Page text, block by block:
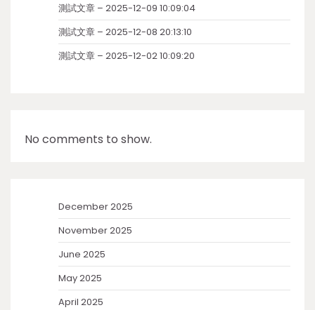
測試文章 – 2025-12-09 10:09:04
測試文章 – 2025-12-08 20:13:10
測試文章 – 2025-12-02 10:09:20
No comments to show.
December 2025
November 2025
June 2025
May 2025
April 2025